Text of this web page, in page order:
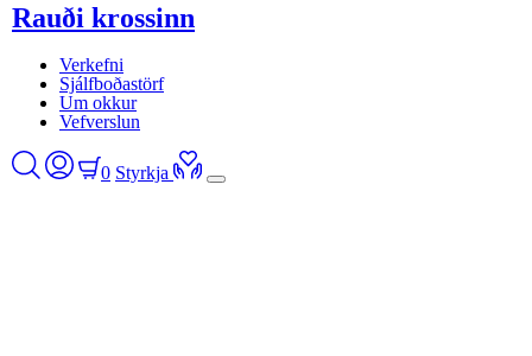
Rauði krossinn
Verkefni
Sjálfboðastörf
Um okkur
Vefverslun
0 Styrkja